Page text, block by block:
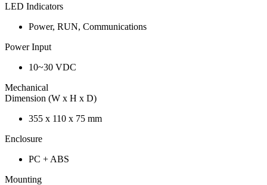
LED Indicators
Power, RUN, Communications
Power Input
10~30 VDC
Mechanical
Dimension (W x H x D)
355 x 110 x 75 mm
Enclosure
PC + ABS
Mounting